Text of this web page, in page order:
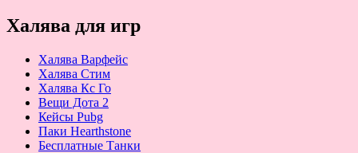
Халява для игр
Халява Варфейс
Халява Стим
Халява Кс Го
Вещи Дота 2
Кейсы Pubg
Паки Hearthstone
Бесплатные Танки